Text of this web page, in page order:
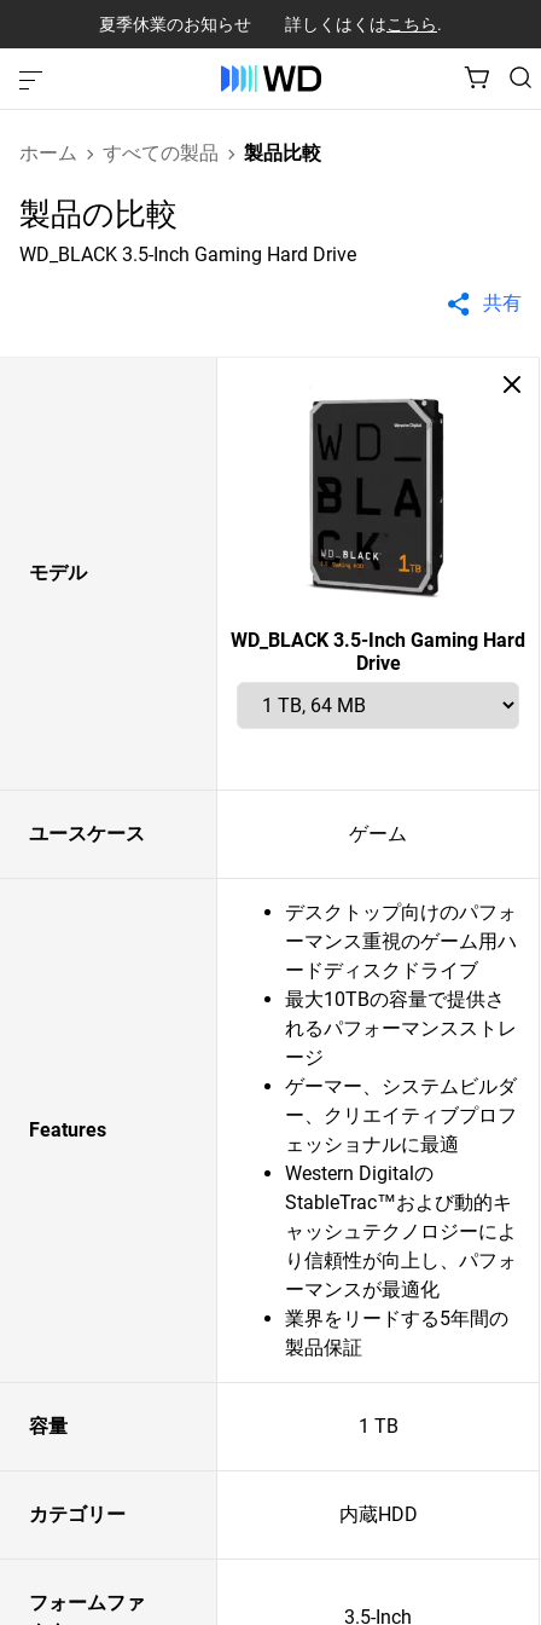
夏季休業のお知らせ 詳しくはくはこちら.
ホーム すべての製品 製品比較
製品の比較
WD_BLACK 3.5-Inch Gaming Hard Drive
共有
モデル
WD_BLACK 3.5-Inch Gaming Hard
Drive
ユースケース ゲーム
Features
デスクトップ向けのパフォ
ーマンス重視のゲーム用ハ
ードディスクドライブ
最大10TBの容量で提供さ
れるパフォーマンスストレ
ージ
ゲーマー、システムビルダ
ー、クリエイティブプロフ
ェッショナルに最適
Western Digitalの
StableTrac™および動的キ
ャッシュテクノロジーによ
り信頼性が向上し、パフォ
ーマンスが最適化
業界をリードする5年間の
製品保証
容量 1 TB
カテゴリー 内蔵HDD
フォームファ
3.5-Inch